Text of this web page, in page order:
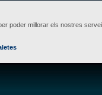
poder millorar els nostres